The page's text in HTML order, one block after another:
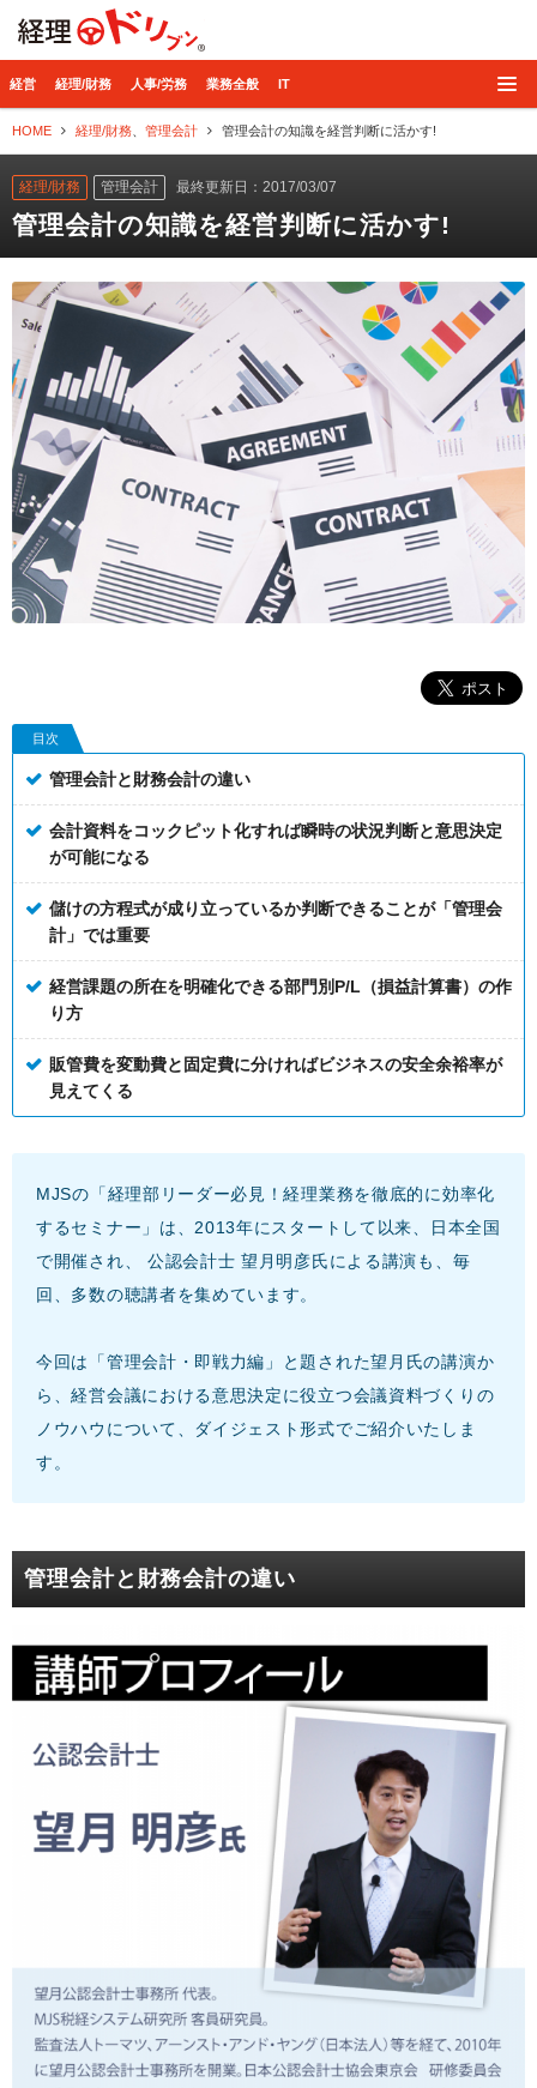
経営 経理/財務 人事/労務 業務全般 IT
HOME 経理/財務 管理会計 管理会計の知識を経営判断に活かす!
経理/財務 管理会計 最終更新日：2017/03/07
管理会計の知識を経営判断に活かす!
目次
管理会計と財務会計の違い
会計資料をコックピット化すれば瞬時の状況判断と意思決定
が可能になる
儲けの方程式が成り立っているか判断できることが「管理会
計」では重要
経営課題の所在を明確化できる部門別P/L（損益計算書）の作
り方
販管費を変動費と固定費に分ければビジネスの安全余裕率が
見えてくる
MJSの「経理部リーダー必見！経理業務を徹底的に効率化
するセミナー」は、2013年にスタートして以来、日本全国
で開催され、 公認会計士 望月明彦氏による講演も、毎
回、多数の聴講者を集めています。
今回は「管理会計・即戦力編」と題された望月氏の講演か
ら、経営会議における意思決定に役立つ会議資料づくりの
ノウハウについて、ダイジェスト形式でご紹介いたしま
す。
管理会計と財務会計の違い